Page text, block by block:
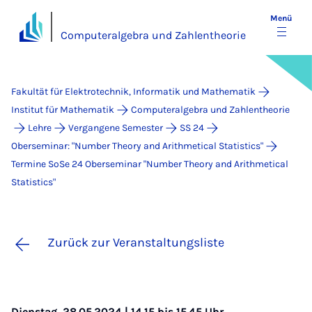
Computeralgebra und Zahlentheorie
Menü
Fakultät für Elektrotechnik, Informatik und Mathematik
Institut für Mathematik
Computeralgebra und Zahlentheorie
Lehre
Vergangene Semester
SS 24
Oberseminar: "Number Theory and Arithmetical Statistics"
Termine SoSe 24 Ober­se­mi­nar "Num­ber Theo­ry and Arith­me­ti­cal
Sta­ti­stics"
Zurück zur Veranstaltungsliste